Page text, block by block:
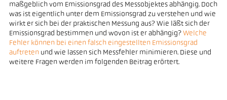
maßgeblich vom Emissionsgrad des Messobjektes abhängig. Doch
was ist eigentlich unter dem Emissionsgrad zu verstehen und wie
wirkt er sich bei der praktischen Messung aus? Wie läßt sich der
Emissionsgrad bestimmen und wovon ist er abhängig? Welche
Fehler können bei einen falsch eingestellten Emissionsgrad
auftreten und wie lassen sich Messfehler minimieren. Diese und
weitere Fragen werden im folgenden Beitrag erörtert.